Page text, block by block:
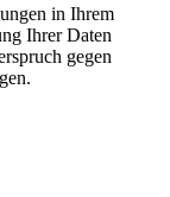
in Ihrem
Ihrer Daten
gegen